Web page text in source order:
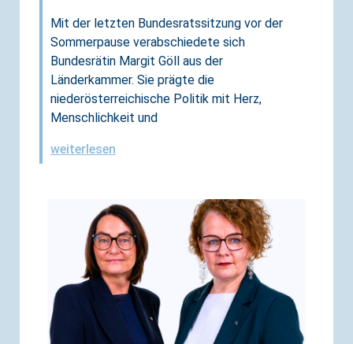
Mit der letzten Bundesratssitzung vor der
Sommerpause verabschiedete sich
Bundesrätin Margit Göll aus der
Länderkammer. Sie prägte die
niederösterreichische Politik mit Herz,
Menschlichkeit und
weiterlesen